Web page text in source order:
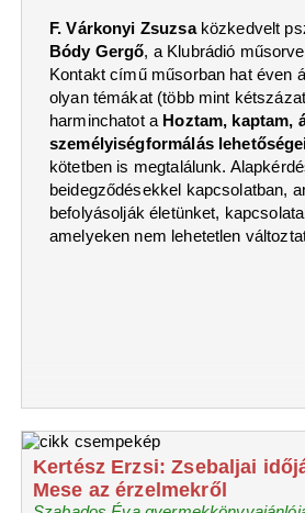
F. Várkonyi Zsuzsaközkedvelt
Bódy Gergő, a Klubrádió
Kontakt című műsorban hat éven
olyan témákat (több mint
harminchatot a Hoztam, kaptam,
személyiségformálás
kötetben is megtalálunk.
beidegződésekkel kapcsolatban,
befolyásolják életünket,
amelyeken nem lehetetlen
Kertész Erzsi: Zsebaljai
Mese az érzelmekről